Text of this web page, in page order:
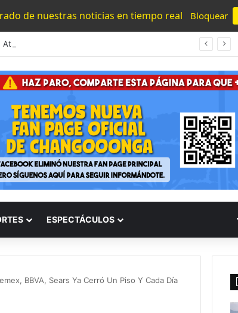
de nuestras noticias en tiempo real Bloquear
ESPECTÁCULOS
BBVA, Sears Ya Cerró Un Piso Y Cada Día